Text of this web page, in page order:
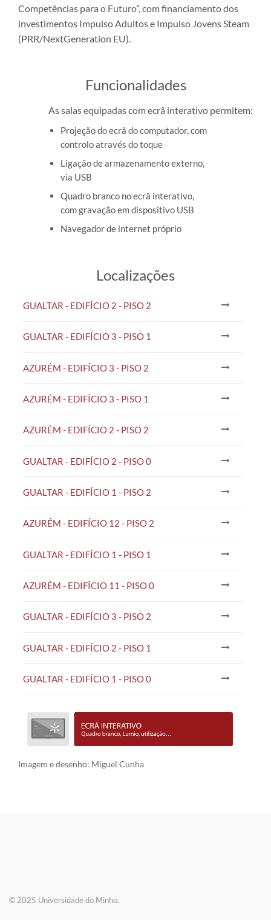
Competências para o Futuro”, com financiamento dos
investimentos Impulso Adultos e Impulso Jovens Steam
(PRR/NextGeneration EU).
​Funcionalidades
As salas equipadas com ecrã interativo permitem:
Projeção do ecrã do computador, com
controlo através do toque
Ligação de armazenamento externo,
via USB
Quadro branco no ecrã interativo,
com gravação em dispositivo USB
Navegador de internet próprio
​Localizações
GUALTAR - EDIFÍCIO 2 - PISO 2
GUALTAR - EDIFÍCIO 3 - PISO 1
AZURÉM - EDIFÍCIO 3 - PISO 2
AZURÉM - EDIFÍCIO 3 - PISO 1
AZURÉM - EDIFÍCIO 2 - PISO 2
GUALTAR - EDIFÍCIO 2 - PISO 0
GUALTAR - EDIFÍCIO 1 - PISO 2
AZURÉM - EDIFÍCIO 12 - PISO 2
GUALTAR - EDIFÍCIO 1 - PISO 1
AZURÉM - EDIFÍCIO 11 - PISO 0
GUALTAR - EDIFÍCIO 3 - PISO 2
GUALTAR - EDIFÍCIO 2 - PISO 1
GUALTAR - EDIFÍCIO 1 - PISO 0
Imagem e desenho: Miguel Cunha
© 2025 ​Universidade do Minho.